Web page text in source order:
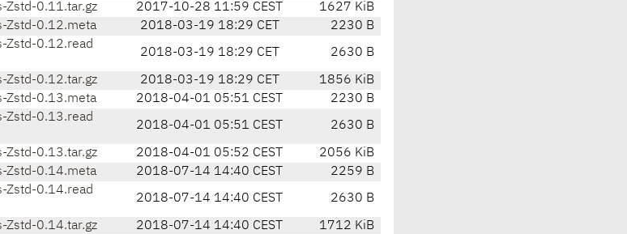
Zstd-0.11.tar.gz 2017-10-28 11:59 CEST
1627 KiB
Zstd-0.12.meta
2018-03-19 18:29 CET
2230 B
Zstd-0.12.read
2018-03-19 18:29 CET 2630 B
Zstd-0.12.tar.gz 2018-03-19 18:29 CET
1856 KiB
Zstd-0.13.meta
2018-04-01 05:51 CEST
2230 B
Zstd-0.13.read
2018-04-01 05:51 CEST 2630 B
Zstd-0.13.tar.gz 2018-04-01 05:52 CEST
2056 KiB
Zstd-0.14.meta
2018-07-14 14:40 CEST
2259 B
Zstd-0.14.read
2018-07-14 14:40 CEST 2630 B
Zstd-0.14.tar.gz 2018-07-14 14:40 CEST
1712 KiB